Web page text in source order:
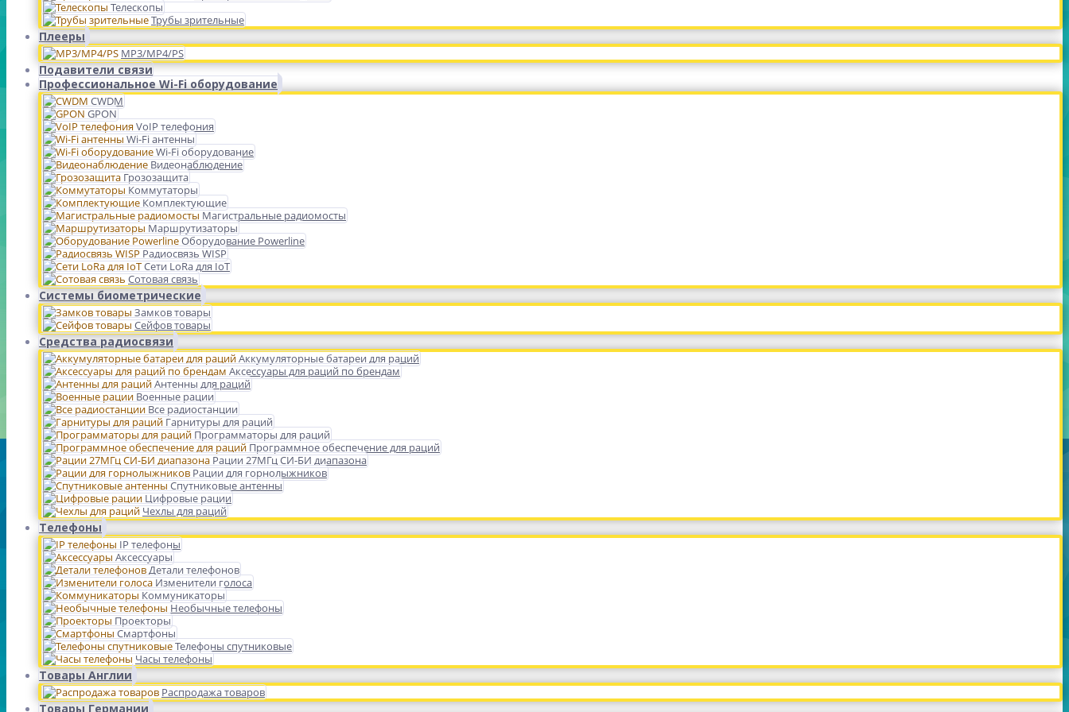
Телескопы
Трубы зрительные
Плееры
MP3/MP4/PS
Подавители связи
Профессиональное Wi-Fi оборудование
CWDM
GPON
VoIP телефония
Wi-Fi антенны
Wi-Fi оборудование
Видеонаблюдение
Грозозащита
Коммутаторы
Комплектующие
Магистральные радиомосты
Маршрутизаторы
Оборудование Powerline
Радиосвязь WISP
Сети LoRa для IoT
Сотовая связь
Системы биометрические
Замков товары
Сейфов товары
Средства радиосвязи
Аккумуляторные батареи для раций
Аксессуары для раций по брендам
Антенны для раций
Военные рации
Все радиостанции
Гарнитуры для раций
Программаторы для раций
Программное обеспечение для раций
Рации 27МГц СИ-БИ диапазона
Рации для горнолыжников
Спутниковые антенны
Цифровые рации
Чехлы для раций
Телефоны
IP телефоны
Аксессуары
Детали телефонов
Изменители голоса
Коммуникаторы
Необычные телефоны
Проекторы
Смартфоны
Телефоны спутниковые
Часы телефоны
Товары Англии
Распродажа товаров
Товары Германии